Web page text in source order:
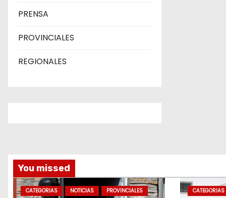
PRENSA
PROVINCIALES
REGIONALES
You missed
CATEGORIAS NOTICIAS PROVINCIALES CATEGORIAS